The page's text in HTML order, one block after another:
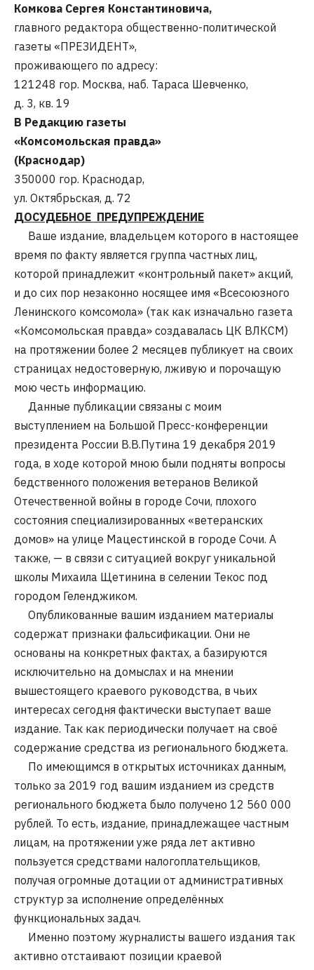
Комкова Сергея Константиновича,
главного редактора общественно-политической
газеты «ПРЕЗИДЕНТ»,
проживающего по адресу:
121248 гор. Москва, наб. Тараса Шевченко,
д. 3, кв. 19
В Редакцию газеты
«Комсомольская правда»
(Краснодар)
350000 гор. Краснодар,
ул. Октябрьская, д. 72
ДОСУДЕБНОЕ ПРЕДУПРЕЖДЕНИЕ
Ваше издание, владельцем которого в настоящее
время по факту является группа частных лиц,
которой принадлежит «контрольный пакет» акций,
и до сих пор незаконно носящее имя «Всесоюзного
Ленинского комсомола» (так как изначально газета
«Комсомольская правда» создавалась ЦК ВЛКСМ)
на протяжении более 2 месяцев публикует на своих
страницах недостоверную, лживую и порочащую
мою честь информацию.
Данные публикации связаны с моим
выступлением на Большой Пресс-конференции
президента России В.В.Путина 19 декабря 2019
года, в ходе которой мною были подняты вопросы
бедственного положения ветеранов Великой
Отечественной войны в городе Сочи, плохого
состояния специализированных «ветеранских
домов» на улице Мацестинской в городе Сочи. А
также, — в связи с ситуацией вокруг уникальной
школы Михаила Щетинина в селении Текос под
городом Геленджиком.
Опубликованные вашим изданием материалы
содержат признаки фальсификации. Они не
основаны на конкретных фактах, а базируются
исключительно на домыслах и на мнении
вышестоящего краевого руководства, в чьих
интересах сегодня фактически выступает ваше
издание. Так как периодически получает на своё
содержание средства из регионального бюджета.
По имеющимся в открытых источниках данным,
только за 2019 год вашим изданием из средств
регионального бюджета было получено 12 560 000
рублей. То есть, издание, принадлежащее частным
лицам, на протяжении уже ряда лет активно
пользуется средствами налогоплательщиков,
получая огромные дотации от административных
структур за исполнение определённых
функциональных задач.
Именно поэтому журналисты вашего издания так
активно отстаивают позиции краевой